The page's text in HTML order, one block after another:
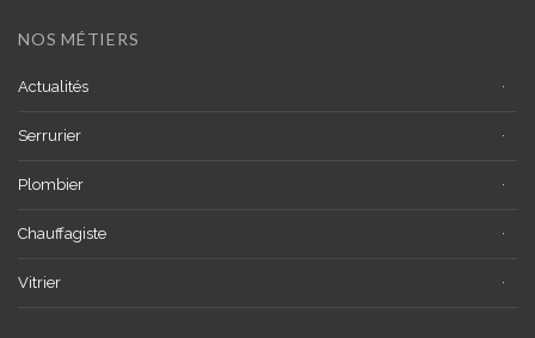
NOS MÉTIERS
Actualités
Serrurier
Plombier
Chauffagiste
Vitrier